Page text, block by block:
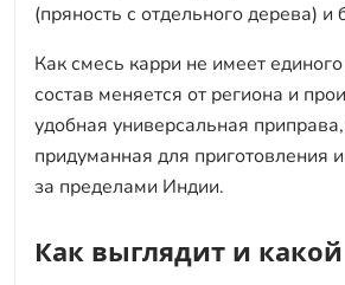
(пряность с отдельного дерева)
Как смесь карри не имеет
состав меняется от региона и
удобная универсальная
придуманная для приготовления
за пределами Индии.
Как выглядит и